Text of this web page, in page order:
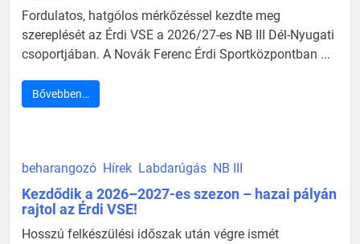
Fordulatos, hatgólos mérkőzéssel kezdte meg
szereplését az Érdi VSE a 2026/27-es NB III Dél-Nyugati
csoportjában. A Novák Ferenc Érdi Sportközpontban ...
Bővebben…
beharangozó Hírek Labdarúgás NB III
Kezdődik a 2026–2027-es szezon – hazai pályán
rajtol az Érdi VSE!
Hosszú felkészülési időszak után végre ismét